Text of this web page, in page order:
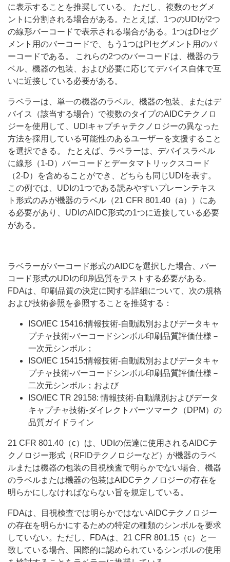
に表示することを推奨している。 ただし、複数のセグメ
ントに分割される場合がある。たとえば、1つのUDIが2つ
の線形バーコードで表示される場合がある。1つはDIセグ
メント用のバーコードで、もう1つはPIセグメント用のバ
ーコードである。 これらの2つのバーコードは、機器のラ
ベル、機器の包装、および必要に応じてデバイス自体で互
いに近接している必要がある。
ラベラーは、単一の機器のラベル、機器の包装、またはデ
バイス（該当する場合）で複数のタイプのAIDCテクノロ
ジーを使用して、UDIキャプチャテクノロジーの異なった
方法を採用している可能性のあるユーザーを支援すること
を選択できる。 たとえば、ラベラーは、デバイスラベル
に線形（1-D）バーコードとデータマトリックスコード
（2-D）を含めることができ、どちらも同じUDIを表す。
この例では、UDIの1つである読みやすいプレーンテキス
ト形式のみが機器のラベル（21 CFR 801.40（a））にあ
る必要があり、UDIのAIDC形式の1つに近接している必要
がある。
ラベラーがバーコード形式のAIDCを選択した場合、バー
コード形式のUDIの印刷品質をテストする必要がある。
FDAは、印刷品質の決定に関する詳細について、次の規格
および技術参照を参照することを推奨する：
ISO/IEC 15416:情報技術-自動識別およびデータキャ
プチャ技術-バーコードシンボル印刷品質評価仕様－
一次元シンボル；
ISO/IEC 15415:情報技術-自動識別およびデータキャ
プチャ技術-バーコードシンボル印刷品質評価仕様－
二次元シンボル；および
ISO/IEC TR 29158: 情報技術-自動識別およびデータ
キャプチャ技術-ダイレクトパーツマーク（DPM）の
品質ガイドライン
21 CFR 801.40（c）は、UDIの伝達に使用されるAIDCテ
クノロジー形式（RFIDテクノロジーなど）が機器のラベ
ルまたは機器の包装の目視検査で明らかでない場合、機器
のラベルまたは機器の包装はAIDCテクノロジーの存在を
明らかにしなければならない旨を規定している。
FDAは、目視検査では明らかではないAIDCテクノロジー
の存在を明らかにするための特定の種類のシンボルを要求
していない。ただし、FDAは、21 CFR 801.15（c）と一
致している場合、国際的に認められているシンボルの使用